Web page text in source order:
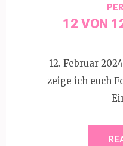
12 VON
12. Februar
zeige ich euch